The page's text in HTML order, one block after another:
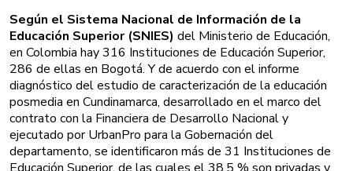
Según el Sistema Nacional de Información de la
Educación Superior (SNIES) del Ministerio de Educación,
en Colombia hay 316 Instituciones de Educación Superior,
286 de ellas en Bogotá. Y de acuerdo con el informe
diagnóstico del estudio de caracterización de la educación
posmedia en Cundinamarca, desarrollado en el marco del
contrato con la Financiera de Desarrollo Nacional y
ejecutado por UrbanPro para la Gobernación del
departamento, se identificaron más de 31 Instituciones de